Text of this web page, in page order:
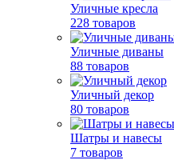
Уличные кресла
228 товаров
Уличные диваны
88 товаров
Уличный декор
80 товаров
Шатры и навесы
7 товаров